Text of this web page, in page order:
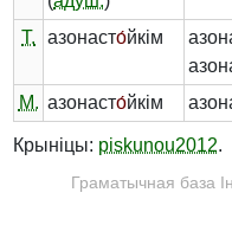
Т.
азонасто́йкім
М. азонасто́йкім
Крыніцы: piskunou2012.
Граматычная база